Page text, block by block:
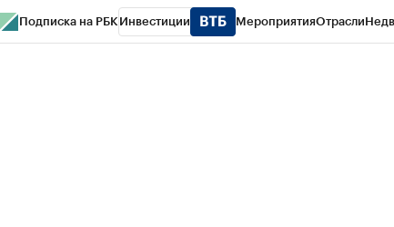
Подписка на РБК Инвестиции МероприятияОтрасли